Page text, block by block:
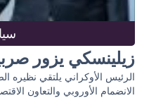
زيلينسكي يزور
الرئيس الأوكراني يلتقي
الانضمام الأوروبي والتعاون